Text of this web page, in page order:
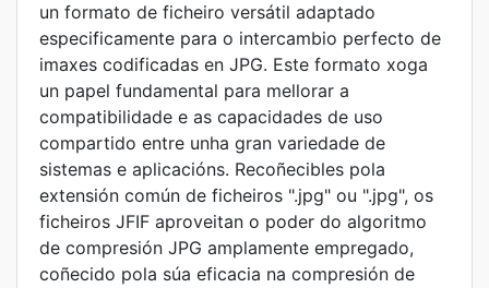
un formato de ficheiro versátil adaptado
especificamente para o intercambio perfecto de
imaxes codificadas en JPG. Este formato xoga
un papel fundamental para mellorar a
compatibilidade e as capacidades de uso
compartido entre unha gran variedade de
sistemas e aplicacións. Recoñecibles pola
extensión común de ficheiros ".jpg" ou ".jpg", os
ficheiros JFIF aproveitan o poder do algoritmo
de compresión JPG amplamente empregado,
coñecido pola súa eficacia na compresión de